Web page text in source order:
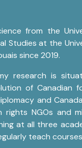
from the
Studies at the
since 2019.​
research is
of Canadian
and
rights NGOs and
at all three
teach